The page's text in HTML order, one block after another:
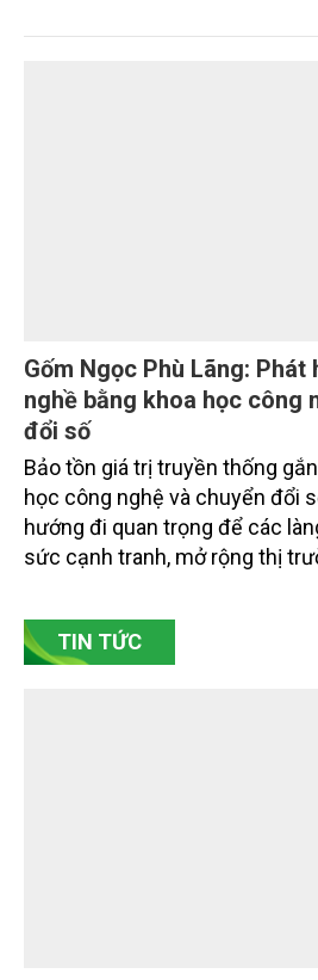
trường phối hợp với Sở Nông
Gốm Ngọc Phù Lãng: Phát
nghề bằng khoa học công
đổi số
Bảo tồn giá trị truyền thống gắn
học công nghệ và chuyển đổi
hướng đi quan trọng để các
bền vững. Tại làng gốm Phù
Bắc Ninh, nhiều nghệ nhân và